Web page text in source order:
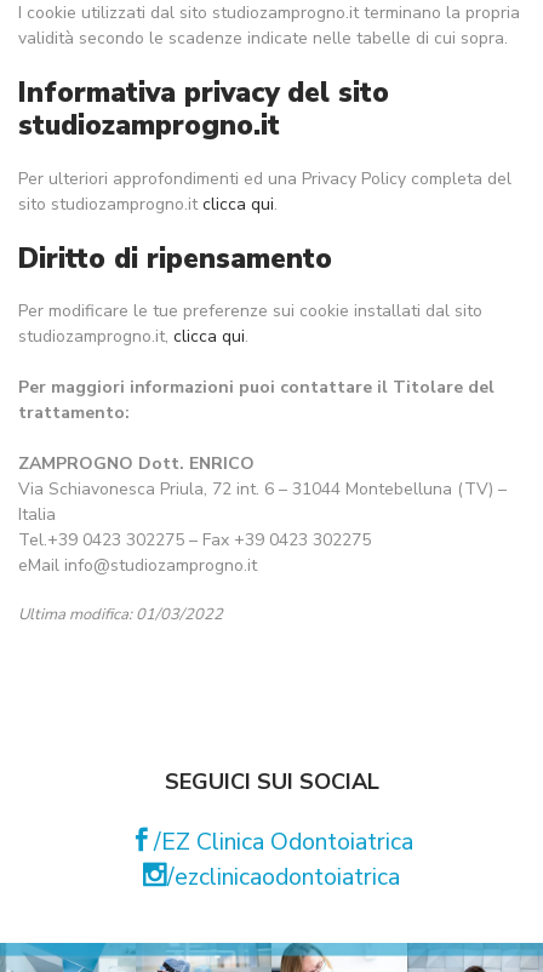
I cookie utilizzati dal sito studiozamprogno.it terminano la propria
validità secondo le scadenze indicate nelle tabelle di cui sopra.
Informativa privacy del sito
studiozamprogno.it
Per ulteriori approfondimenti ed una Privacy Policy completa del
sito studiozamprogno.itclicca qui.
Diritto di ripensamento
Per modificare le tue preferenze sui cookie installati dal sito
studiozamprogno.it, clicca qui.
Per maggiori informazioni puoi contattare il Titolare del
trattamento:
ZAMPROGNO Dott. ENRICO
Via Schiavonesca Priula, 72 int. 6 – 31044 Montebelluna (TV) –
Italia
Tel.+39 0423 302275 – Fax +39 0423 302275
eMail info@studiozamprogno.it
Ultima modifica: 01/03/2022
SEGUICI SUI SOCIAL
/EZ Clinica Odontoiatrica
/ezclinicaodontoiatrica